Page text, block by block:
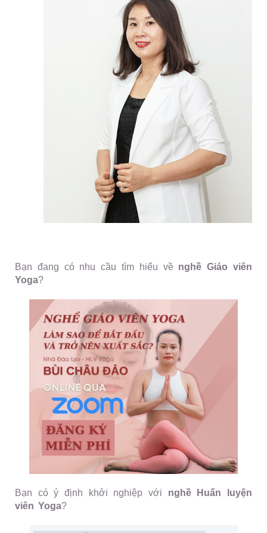
Bạn đang có nhu cầu tìm hiểu về nghề Giáo viên
Yoga?
Bạn có ý định khởi nghiệp với nghề Huấn luyện
viên Yoga?